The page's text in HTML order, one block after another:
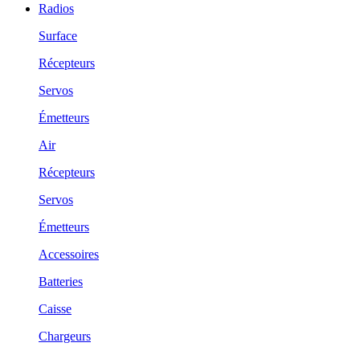
Radios
Surface
Récepteurs
Servos
Émetteurs
Air
Récepteurs
Servos
Émetteurs
Accessoires
Batteries
Caisse
Chargeurs